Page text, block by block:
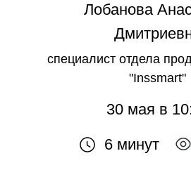
6 минут
Лобанова
специалист отдела
"Inssmart"
30 мая в